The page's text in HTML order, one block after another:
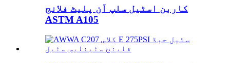
کاربن اسٹیل سلپ آن پلیٹ فلانج
ASTM A105